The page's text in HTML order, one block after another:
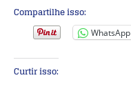
Compartilhe isso:
WhatsApp
Curtir isso: